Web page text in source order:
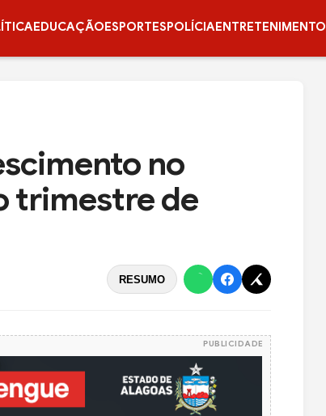
EDUCAÇÃOESPORTESPOLÍCIAENTRETENIMENTO
no
trimestre de
RESUMO
PUBLICIDADE